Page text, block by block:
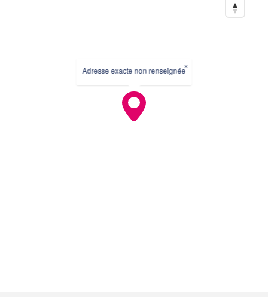
×
Adresse exacte non renseignée